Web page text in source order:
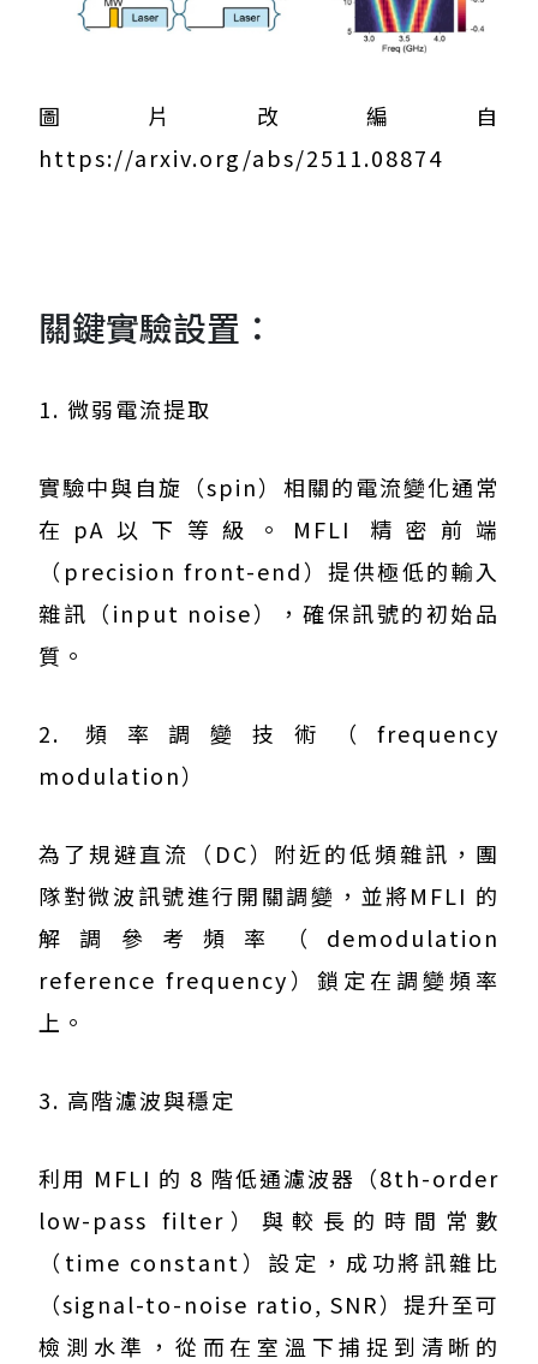
圖片改編自
https://arxiv.org/abs/2511.08874
關鍵實驗設置：
1. 微弱電流提取
實驗中與自旋（spin）相關的電流變化通常
在pA以下等級。MFLI 精密前端
（precision front-end）提供極低的輸入
雜訊（input noise），確保訊號的初始品
質。
2. 頻率調變技術（frequency
modulation）
為了規避直流（DC）附近的低頻雜訊，團
隊對微波訊號進行開關調變，並將MFLI 的
解調參考頻率（demodulation
reference frequency）鎖定在調變頻率
上。
3. 高階濾波與穩定
利用 MFLI 的 8 階低通濾波器（8th-order
low-pass filter）與較長的時間常數
（time constant）設定，成功將訊雜比
（signal-to-noise ratio, SNR）提升至可
檢測水準，從而在室溫下捕捉到清晰的